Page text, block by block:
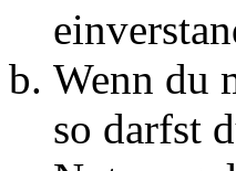
Wenn du
so darfst